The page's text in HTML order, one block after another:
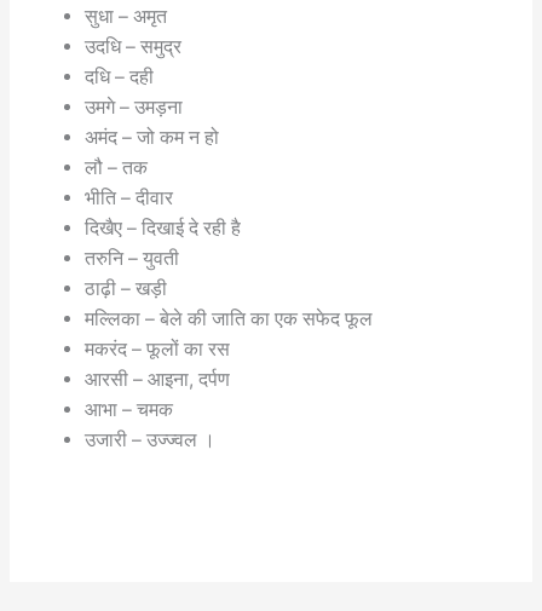
सुधा – अमृत
उदधि – समुद्र
दधि – दही
उमगे – उमड़ना
अमंद – जो कम न हो
लौ – तक
भीति – दीवार
दिखैए – दिखाई दे रही है
तरुनि – युवती
ठाढ़ी – खड़ी
मल्लिका – बेले की जाति का एक सफेद फूल
मकरंद – फूलों का रस
आरसी – आइना, दर्पण
आभा – चमक
उजारी – उज्ज्वल ।